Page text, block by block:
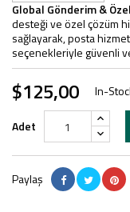
Global Gönderim &
desteği ve özel çözüm
sağlayarak, posta
seçenekleriyle güvenli
$125,00 In-
Adet
Paylaş